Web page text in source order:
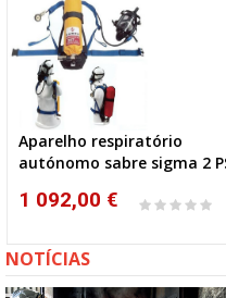
Aparelho respiratório
autónomo sabre sigma 2
1 092,00 €
NOTÍCIAS